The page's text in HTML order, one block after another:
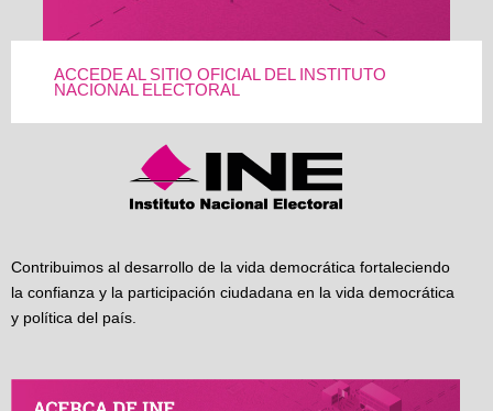
ACCEDE AL SITIO OFICIAL DEL INSTITUTO
NACIONAL ELECTORAL
Contribuimos al desarrollo de la vida democrática fortaleciendo
la confianza y la participación ciudadana en la vida democrática
y política del país.